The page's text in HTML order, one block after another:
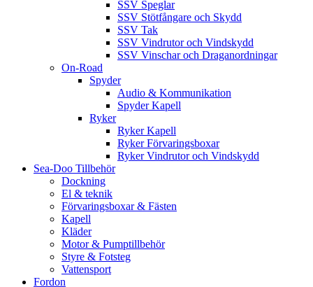
SSV Speglar
SSV Stötfångare och Skydd
SSV Tak
SSV Vindrutor och Vindskydd
SSV Vinschar och Draganordningar
On-Road
Spyder
Audio & Kommunikation
Spyder Kapell
Ryker
Ryker Kapell
Ryker Förvaringsboxar
Ryker Vindrutor och Vindskydd
Sea-Doo Tillbehör
Dockning
El & teknik
Förvaringsboxar & Fästen
Kapell
Kläder
Motor & Pumptillbehör
Styre & Fotsteg
Vattensport
Fordon